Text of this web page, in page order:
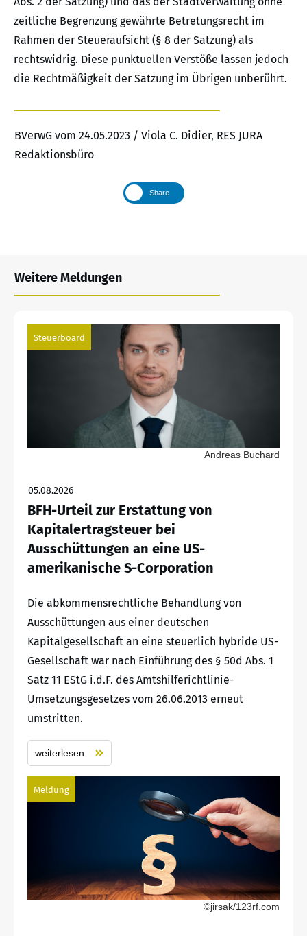
zeitliche Begrenzung gewährte Betretungsrecht im
Rahmen der Steueraufsicht (§ 8 der Satzung) als
rechtswidrig. Diese punktuellen Verstöße lassen jedoch
die Rechtmäßigkeit der Satzung im Übrigen unberührt.
BVerwG vom 24.05.2023 / Viola C. Didier, RES JURA
Redaktionsbüro
Share
Weitere Meldungen
Steuerboard
Andreas Buchard
05.08.2026
BFH-Urteil zur Erstattung von
Kapitalertragsteuer bei
Ausschüttungen an eine US-
amerikanische S-Corporation
Die abkommensrechtliche Behandlung von
Ausschüttungen aus einer deutschen
Kapitalgesellschaft an eine steuerlich hybride US-
Gesellschaft war nach Einführung des § 50d Abs. 1
Satz 11 EStG i.d.F. des Amtshilferichtlinie-
Umsetzungsgesetzes vom 26.06.2013 erneut
umstritten.
weiterlesen
Meldung
©jirsak/123rf.com